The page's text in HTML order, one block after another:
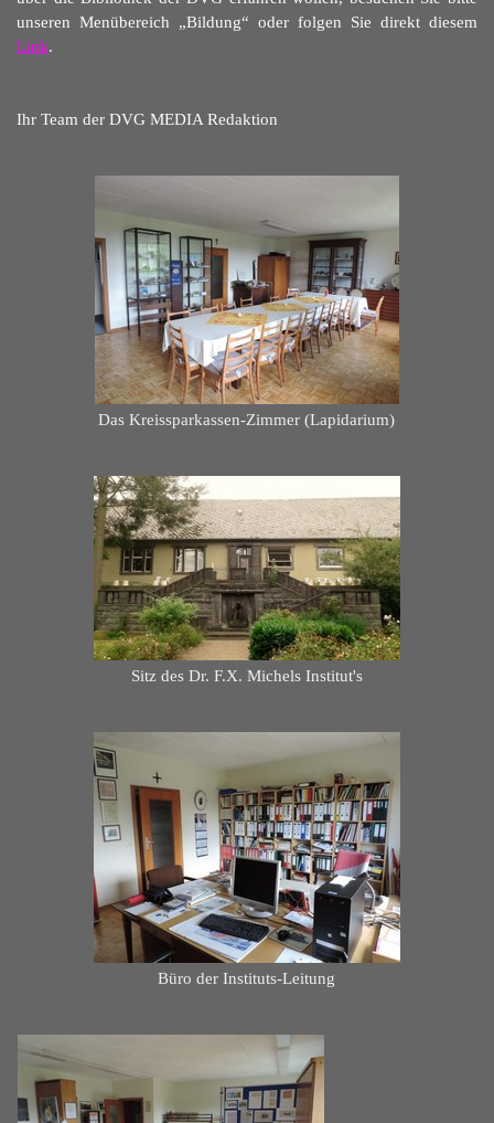
unseren Menübereich „Bildung“ oder folgen Sie direkt diesem
Link.
Ihr Team der DVG MEDIA Redaktion
Das Kreissparkassen-Zimmer (Lapidarium)
Sitz des Dr. F.X. Michels Institut's
Büro der Instituts-Leitung